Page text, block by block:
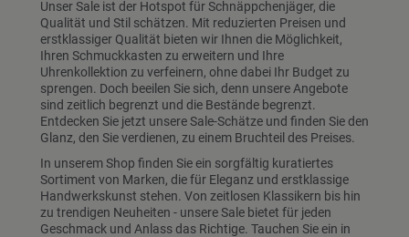
Unser Sale ist der Hotspot für Schnäppchenjäger, die
Qualität und Stil schätzen. Mit reduzierten Preisen und
erstklassiger Qualität bieten wir Ihnen die Möglichkeit,
Ihren Schmuckkasten zu erweitern und Ihre
Uhrenkollektion zu verfeinern, ohne dabei Ihr Budget zu
sprengen. Doch beeilen Sie sich, denn unsere Angebote
sind zeitlich begrenzt und die Bestände begrenzt.
Entdecken Sie jetzt unsere Sale-Schätze und finden Sie den
Glanz, den Sie verdienen, zu einem Bruchteil des Preises.
In unserem Shop finden Sie ein sorgfältig kuratiertes
Sortiment von Marken, die für Eleganz und erstklassige
Handwerkskunst stehen. Von zeitlosen Klassikern bis hin
zu trendigen Neuheiten - unsere Sale bietet für jeden
Geschmack und Anlass das Richtige. Tauchen Sie ein in